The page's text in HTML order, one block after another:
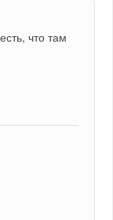
что там